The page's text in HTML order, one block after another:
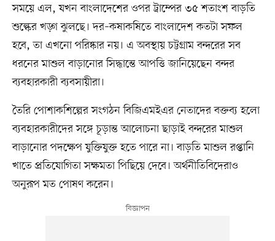
সময়ে এল, যখন বাংলাদেশের ওপর ট্রাম্পের ৩৫ শতাংশ বাড়তি
শুল্কের খড়্গ ঝুলছে। দর–কষাকষিতে বাংলাদেশ কতটা সফল
হবে, তা এখনো পরিষ্কার নয়। এ অবস্থায় চট্টগ্রাম বন্দরের সব
ধরনের মাশুল বাড়ানোর সিদ্ধান্তে আপত্তি জানিয়েছেন বন্দর
ব্যবহারকারী ব্যবসায়ীরা।
তৈরি পোশাকশিল্পের সংগঠন বিজিএমইএর নেতাদের বক্তব্য হলো
ব্যবহারকারীদের সঙ্গে চূড়ান্ত আলোচনা ছাড়াই বন্দরের মাশুল
বাড়ানোর পদক্ষেপ যুক্তিযুক্ত হতে পারে না। বাড়তি মাশুল রপ্তানি
খাতে প্রতিযোগিতা সক্ষমতা পিছিয়ে দেবে। অর্থনীতিবিদেরাও
অনুরূপ মত পোষণ করেন।